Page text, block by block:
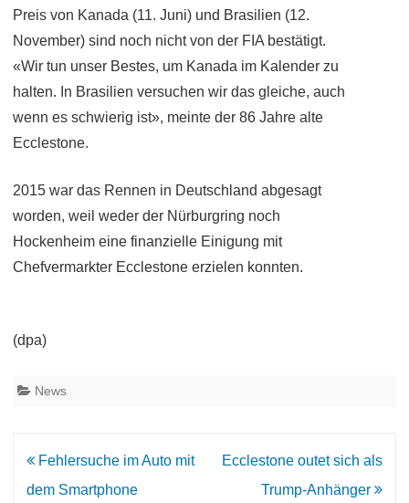
Preis von Kanada (11. Juni) und Brasilien (12.
November) sind noch nicht von der FIA bestätigt.
«Wir tun unser Bestes, um Kanada im Kalender zu
halten. In Brasilien versuchen wir das gleiche, auch
wenn es schwierig ist», meinte der 86 Jahre alte
Ecclestone.
2015 war das Rennen in Deutschland abgesagt
worden, weil weder der Nürburgring noch
Hockenheim eine finanzielle Einigung mit
Chefvermarkter Ecclestone erzielen konnten.
(dpa)
News
Beitrags-
Navigation
Fehlersuche im Auto mit
dem Smartphone
Ecclestone outet sich als
Trump-Anhänger